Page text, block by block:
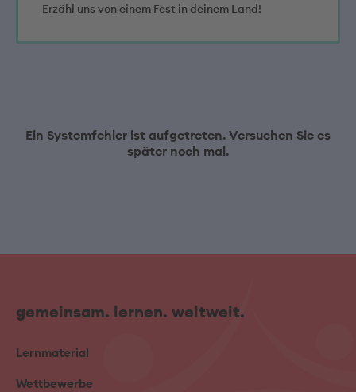
Erzähl uns von einem Fest in deinem Land!
Ein Systemfehler ist aufgetreten. Versuchen Sie es
später noch mal.
gemeinsam. lernen. weltweit.
Lernmaterial
Wettbewerbe